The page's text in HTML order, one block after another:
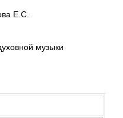
музыки